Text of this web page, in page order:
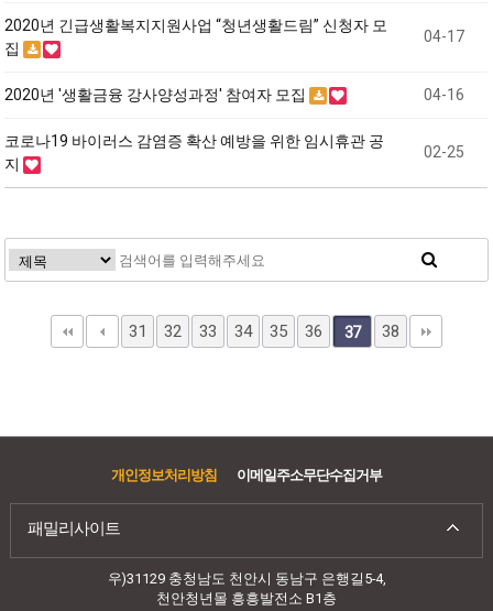
2020년 긴급생활복지지원사업 “청년생활드림” 신청자 모
집
04-17
2020년 '생활금융 강사양성과정' 참여자 모집 04-16
코로나19 바이러스 감염증 확산 예방을 위한 임시휴관 공
지
02-25
31 32 33 34 35 36 37 38
개인정보처리방침 이메일주소무단수집거부
패밀리사이트
우)31129 충청남도 천안시 동남구 은행길5-4,
천안청년몰 흥흥발전소 B1층